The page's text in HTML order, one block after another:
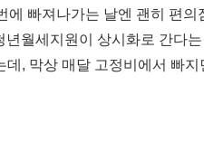
에 빠져나가는 날엔 괜히 편
월세지원이 상시화로 간다
데, 막상 매달 고정비에서 빠